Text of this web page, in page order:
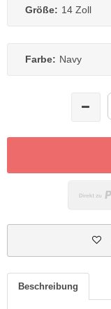
Größe: 14 Zoll
Farbe: Navy
Beschreibung